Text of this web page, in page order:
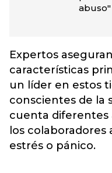
abuso"
Expertos
características
un líder en estos
conscientes de la
cuenta diferentes
los colaboradores
estrés o pánico.